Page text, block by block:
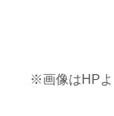
※画像はHPよ